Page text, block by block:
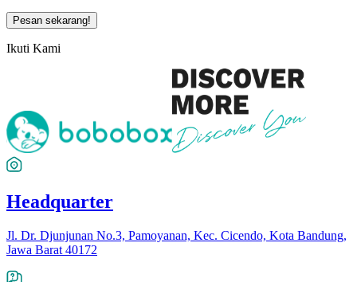
Pesan sekarang!
Ikuti Kami
Headquarter
Jl. Dr. Djunjunan No.3, Pamoyanan, Kec. Cicendo, Kota Bandung,
Jawa Barat 40172